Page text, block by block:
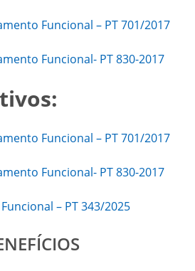
Funcional – PT 701/2017
Funcional- PT 830-2017
Funcional – PT 701/2017
Funcional- PT 830-2017
– PT 343/2025